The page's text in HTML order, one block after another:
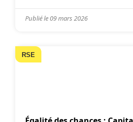
accélère la mobilité douce en
BeeToGreen accompagne les
Publié le09 mars 2026
RSE